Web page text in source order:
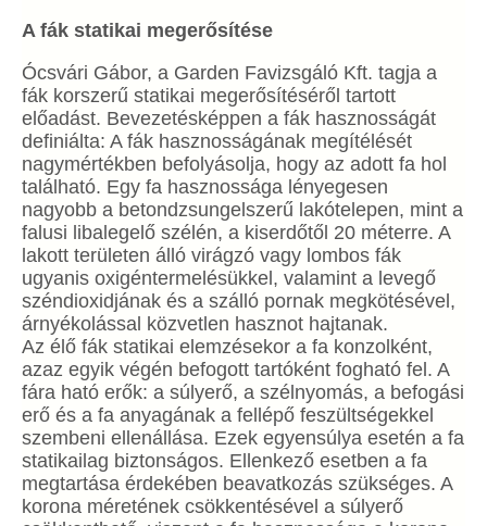
A fák statikai megerősítése
Ócsvári Gábor, a Garden Favizsgáló Kft. tagja a
fák korszerű statikai megerősítéséről tartott
előadást. Bevezetésképpen a fák hasznosságát
definiálta: A fák hasznosságának megítélését
nagymértékben befolyásolja, hogy az adott fa hol
található. Egy fa hasznossága lényegesen
nagyobb a betondzsungelszerű lakótelepen, mint a
falusi libalegelő szélén, a kiserdőtől 20 méterre. A
lakott területen álló virágzó vagy lombos fák
ugyanis oxigéntermelésükkel, valamint a levegő
széndioxidjának és a szálló pornak megkötésével,
árnyékolással közvetlen hasznot hajtanak.
Az élő fák statikai elemzésekor a fa konzolként,
azaz egyik végén befogott tartóként fogható fel. A
fára ható erők: a súlyerő, a szélnyomás, a befogási
erő és a fa anyagának a fellépő feszültségekkel
szembeni ellenállása. Ezek egyensúlya esetén a fa
statikailag biztonságos. Ellenkező esetben a fa
megtartása érdekében beavatkozás szükséges. A
korona méretének csökkentésével a súlyerő